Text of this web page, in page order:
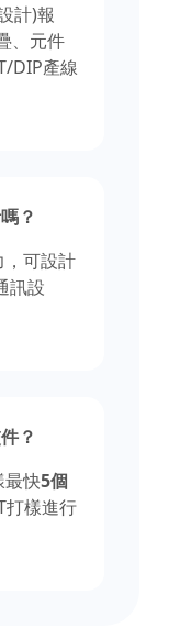
計)報
、元件
DIP產線
？
，可設計
訊設
？
最快5個
打樣進行